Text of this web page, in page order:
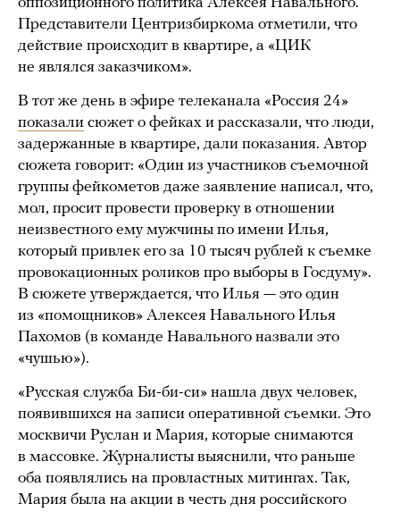
Представители Центризбиркома отметили, что
действие происходит в квартире, а «ЦИК
не являлся заказчиком».
В тот же день в эфире телеканала «Россия 24»
показали сюжет о фейках и рассказали, что люди,
задержанные в квартире, дали показания. Автор
сюжета говорит: «Один из участников съемочной
группы фейкометов даже заявление написал, что,
мол, просит провести проверку в отношении
неизвестного ему мужчины по имени Илья,
который привлек его за 10 тысяч рублей к съемке
провокационных роликов про выборы в Госдуму».
В сюжете утверждается, что Илья — это один
из «помощников» Алексея Навального Илья
Пахомов (в команде Навального назвали это
«чушью»).
«Русская служба Би-би-си» нашла двух человек,
появившихся на записи оперативной съемки. Это
москвичи Руслан и Мария, которые снимаются
в массовке. Журналисты выяснили, что раньше
оба появлялись на провластных митингах. Так,
Мария была на акции в честь дня российского